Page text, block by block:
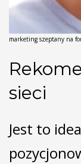
marketing szeptany na
sieci
Jest to